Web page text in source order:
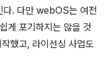
다. 다만 webOS는 여전
게 포기하지는 않을 것
했고, 라이선싱 사업도